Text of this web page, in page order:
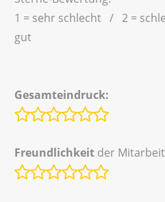
1 = sehr schlecht / 2 =
gut
Gesamteindruck:
Freundlichkeit der